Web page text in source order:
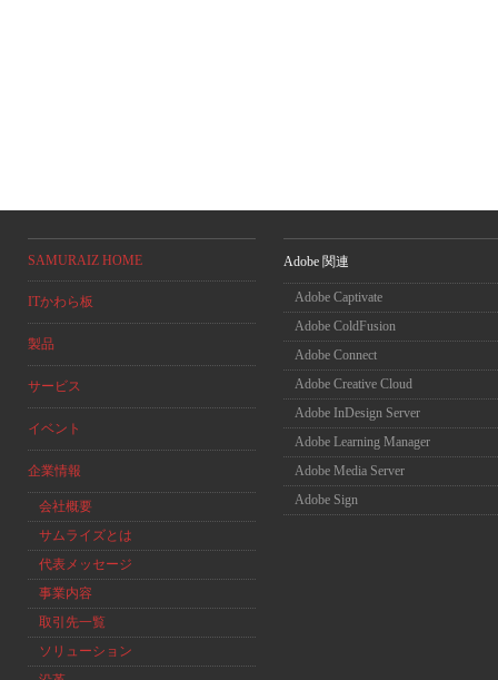
SAMURAIZ HOME
ITかわら板
製品
サービス
イベント
企業情報
会社概要
サムライズとは
代表メッセージ
事業内容
取引先一覧
ソリューション
Adobe 関連
Adobe Captivate
Adobe ColdFusion
Adobe Connect
Adobe Creative Cloud
Adobe InDesign Server
Adobe Learning Manager
Adobe Media Server
Adobe Sign